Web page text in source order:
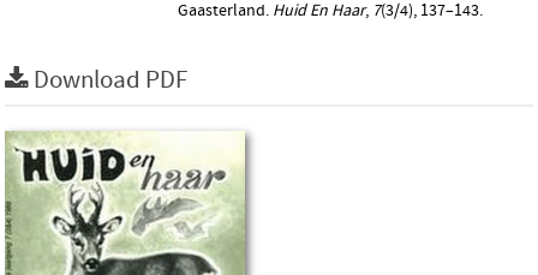
Gaasterland. Huid En Haar, 7(3/4), 137–143.
Download PDF